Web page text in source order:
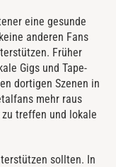
eine gesunde
anderen Fans
Früher
Gigs und Tape-
dortigen Szenen in
mehr raus
treffen und lokale
sollten. In